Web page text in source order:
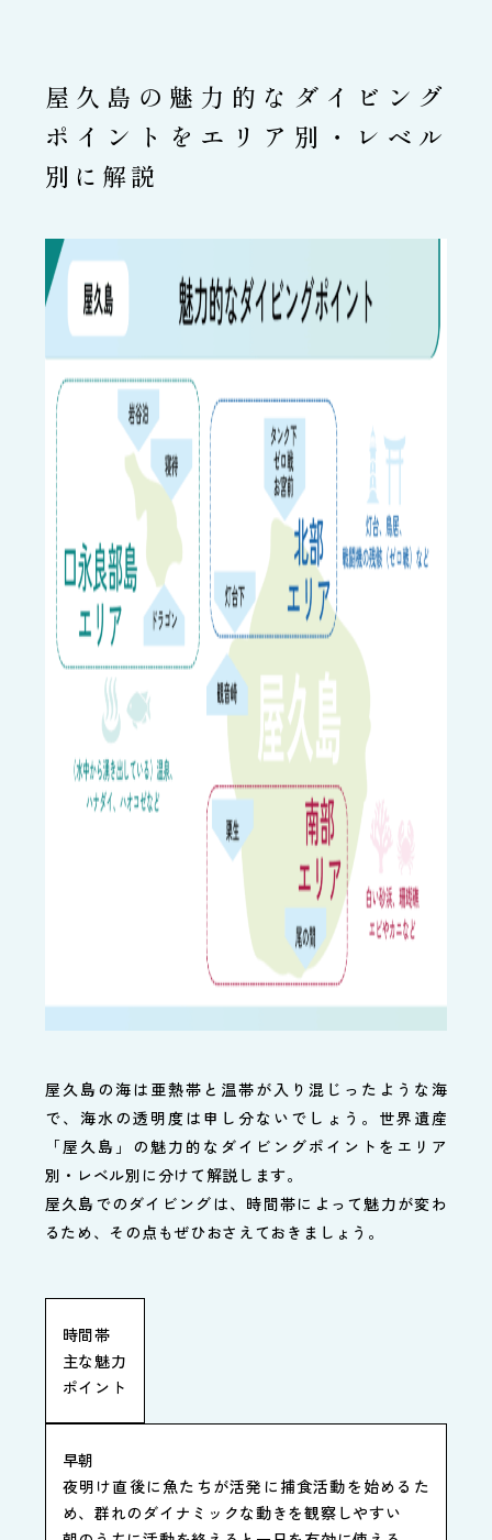
屋久島の魅力的なダイビング
ポイントをエリア別・レベル
別に解説
屋久島の海は亜熱帯と温帯が入り混じったような海
で、海水の透明度は申し分ないでしょう。世界遺産
「屋久島」の魅力的なダイビングポイントをエリア
別・レベル別に分けて解説します。
屋久島でのダイビングは、時間帯によって魅力が変わ
るため、その点もぜひおさえておきましょう。
時間帯
主な魅力
ポイント
早朝
夜明け直後に魚たちが活発に捕食活動を始めるた
め、群れのダイナミックな動きを観察しやすい